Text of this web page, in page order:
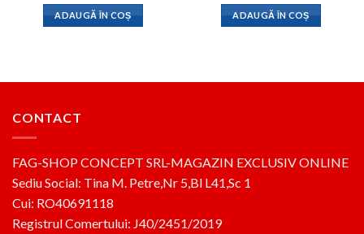
a
fost:
625lei.
este:
349lei.
ADAUGĂ ÎN COȘ
a
fost:
1,215lei.
ADAUGĂ ÎN COȘ
CONTACT
FAG-SHOP CONCEPT SRL-MAGAZIN EXCLUSIV ONLINE
Sediu Social: Tina M. Petre,Nr 5,Bl L41,Sc 1
Cui: RO40691118
Registrul Comertului: J40/2451/2019